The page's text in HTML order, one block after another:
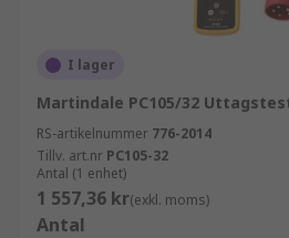
I lager
Martindale PC105/32
RS-artikelnummer 776-2014
Tillv. art.nr PC105-32
Antal (1 enhet)
1 557,36 kr(exkl. moms)
Antal